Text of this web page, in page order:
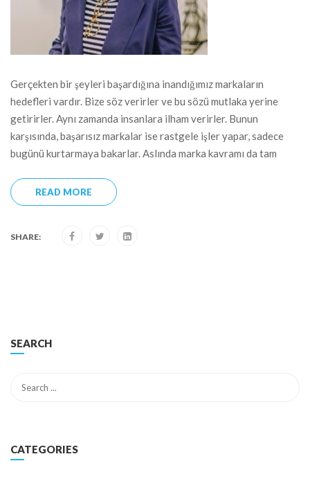
Gerçekten bir şeyleri başardığına inandığımız markaların
hedefleri vardır. Bize söz verirler ve bu sözü mutlaka yerine
getirirler. Aynı zamanda insanlara ilham verirler. Bunun
karşısında, başarısız markalar ise rastgele işler yapar, sadece
bugünü kurtarmaya bakarlar. Aslında marka kavramı da tam
READ MORE
SHARE:
SEARCH
CATEGORIES